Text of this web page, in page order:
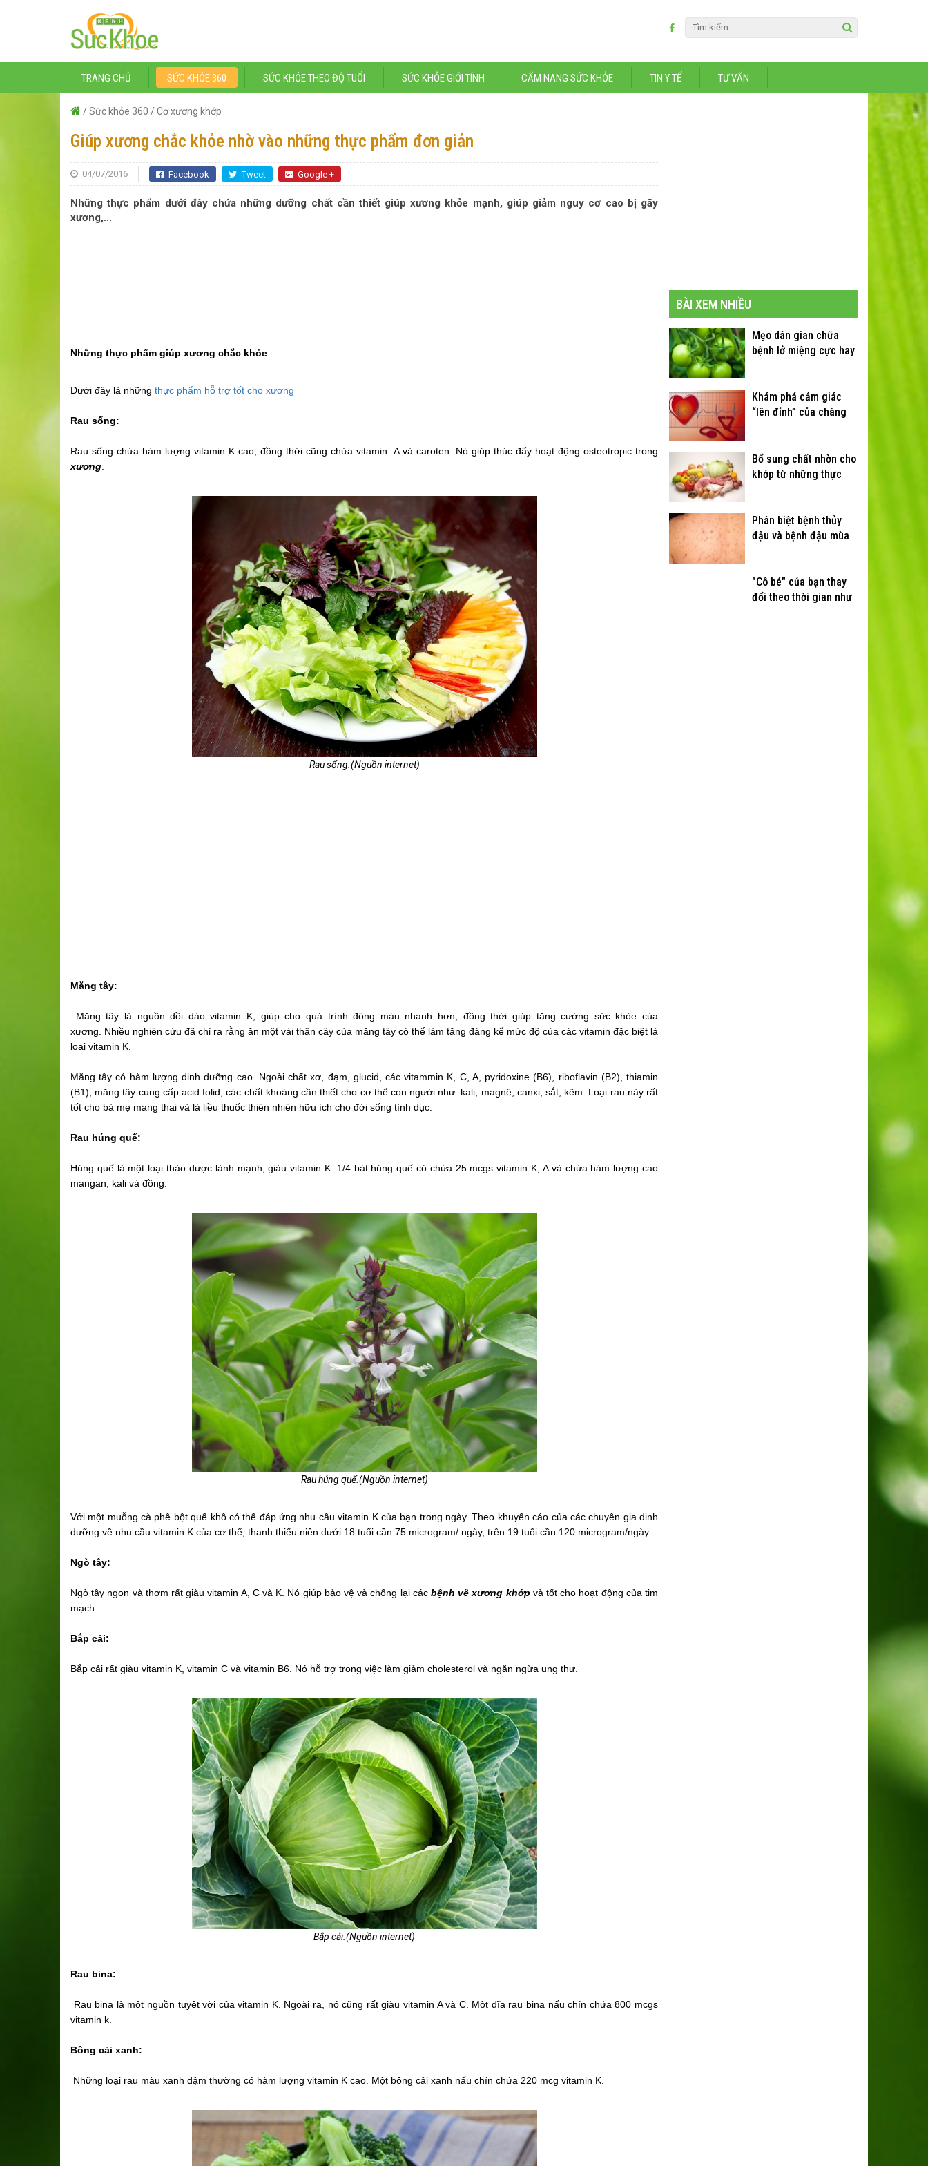
TRANG CHỦ SỨC KHỎE 360 SỨC KHỎE THEO ĐỘ TUỔI SỨC KHỎE GIỚI TÍNH CẨM NANG SỨC KHỎE TIN Y TẾ TƯ VẤN
/Sức khỏe 360 /Cơ xương khớp
Giúp xương chắc khỏe nhờ vào những thực phẩm đơn giản
04/07/2016 Facebook Tweet Google +
Những thực phẩm dưới đây chứa những dưỡng chất cần thiết giúp xương khỏe mạnh, giúp giảm nguy cơ cao bị gãy
xương,...
Những thực phẩm giúp xương chắc khỏe
Dưới đây là những thực phẩm hỗ trợ tốt cho xương
Rau sống:
Rau sống chứa hàm lượng vitamin K cao, đồng thời cũng chứa vitamin A và caroten. Nó giúp thúc đẩy hoạt động osteotropic trong
xương
Rau sống.(Nguồn internet)
Măng tây:
Măng tây là nguồn dồi dào vitamin K, giúp cho quá trình đông máu nhanh hơn, đồng thời giúp tăng cường sức khỏe của
xương. Nhiều nghiên cứu đã chỉ ra rằng ăn một vài thân cây của măng tây có thể làm tăng đáng kể mức độ của các vitamin đặc biệt là
loại vitamin K.
Măng tây có hàm lượng dinh dưỡng cao. Ngoài chất xơ, đạm, glucid, các vitammin K, C, A, pyridoxine (B6), riboflavin (B2), thiamin
(B1), măng tây cung cấp acid folid, các chất khoáng cần thiết cho cơ thể con người như: kali, magnê, canxi, sắt, kẽm. Loại rau này rất
tốt cho bà mẹ mang thai và là liều thuốc thiên nhiên hữu ích cho đời sống tình dục.
Rau húng quế:
Húng quế là một loại thảo dược lành mạnh, giàu vitamin K. 1/4 bát húng quế có chứa 25 mcgs vitamin K, A và chứa hàm lượng cao
mangan, kali và đồng.
Rau húng quế.(Nguồn internet)
Với một muỗng cà phê bột quế khô có thể đáp ứng nhu cầu vitamin K của bạn trong ngày. Theo khuyến cáo của các chuyên gia dinh
dưỡng về nhu cầu vitamin K của cơ thể, thanh thiếu niên dưới 18 tuổi cần 75 microgram/ ngày, trên 19 tuổi cần 120 microgram/ngày.
Ngò tây:
Ngò tây ngon và thơm rất giàu vitamin A, C và K. Nó giúp bảo vệ và chống lại các bệnh về xương khớp và tốt cho hoạt động của tim
mạch.
Bắp cải:
Bắp cải rất giàu vitamin K, vitamin C và vitamin B6. Nó hỗ trợ trong việc làm giảm cholesterol và ngăn ngừa ung thư.
Bắp cải.(Nguồn internet)
Rau bina:
Rau bina là một nguồn tuyệt vời của vitamin K. Ngoài ra, nó cũng rất giàu vitamin A và C. Một đĩa rau bina nấu chín chứa 800 mcgs
vitamin k.
Bông cải xanh:
Những loại rau màu xanh đậm thường có hàm lượng vitamin K cao. Một bông cải xanh nấu chín chứa 220 mcg vitamin K.
BÀI XEM NHIỀU
Mẹo dân gian chữa
bệnh lở miệng cực hay
Khám phá cảm giác
“lên đỉnh” của chàng
Bổ sung chất nhờn cho
khớp từ những thực
Phân biệt bệnh thủy
đậu và bệnh đậu mùa
"Cô bé" của bạn thay
đổi theo thời gian như